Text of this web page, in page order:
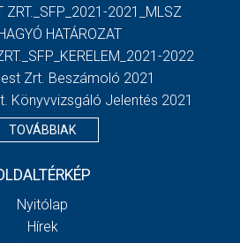
ZRT._SFP_2021-2021_MLSZ
HATÁROZAT
2022
Zrt. Beszámoló 2021
Könyvvizsgáló Jelentés 2021
TOVÁBBIAK
Nyitólap
Hírek